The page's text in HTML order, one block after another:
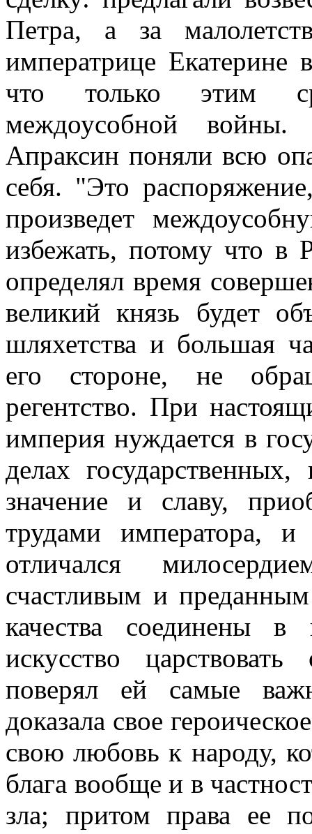
Петра, а за
императрице Екатерине
что только этим
междоусобной
Апраксин поняли всю
себя. "Это
произведет
избежать, потому что в
определял время
великий князь будет
шляхетства и большая
его стороне, не
регентство. При
империя нуждается в
делах
значение и славу,
трудами императора,
отличался
счастливым и
качества соединены в
искусство
поверял ей самые
доказала свое
свою любовь к народу,
блага вообще и в
зла; притом права ее